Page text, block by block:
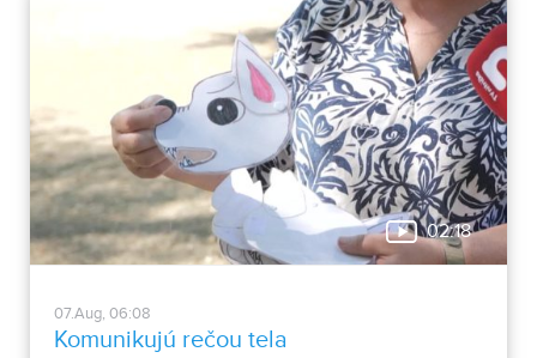
02:18
07.Aug, 06:08
Komunikujú rečou tela